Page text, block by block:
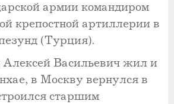
армии командиром
крепостной артиллерии в
(Турция).
Алексей Васильевич жил и
в Москву вернулся в
старшим